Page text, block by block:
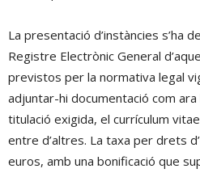
La presentació d’instàncies s’ha
Registre Electrònic General
previstos per la normativa legal
adjuntar-hi documentació com
titulació exigida, el currículum
entre d’altres. La taxa per drets
euros, amb una bonificació que